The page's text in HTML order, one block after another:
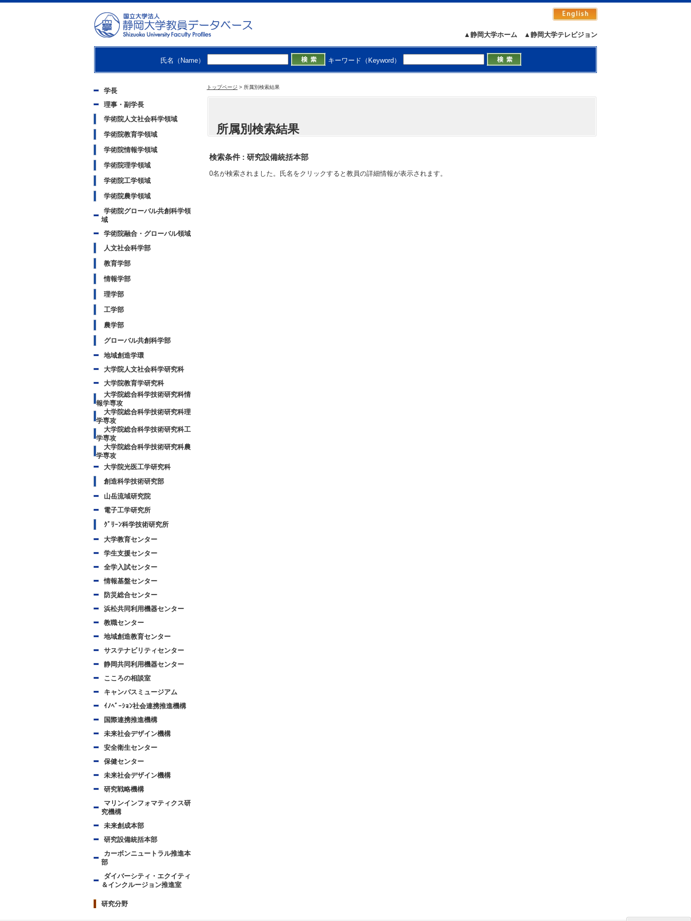
▲静岡大学テレビジョン
▲静岡大学ホーム
氏名（Name） キーワード（Keyword）
学長
理事・副学長
学術院人文社会科学領域
学術院教育学領域
学術院情報学領域
学術院理学領域
学術院工学領域
学術院農学領域
学術院グローバル共創科学領
域
学術院融合・グローバル領域
人文社会科学部
教育学部
情報学部
理学部
工学部
農学部
グローバル共創科学部
地域創造学環
大学院人文社会科学研究科
大学院教育学研究科
大学院総合科学技術研究科情
報学専攻
大学院総合科学技術研究科理
学専攻
大学院総合科学技術研究科工
学専攻
大学院総合科学技術研究科農
学専攻
大学院光医工学研究科
創造科学技術研究部
山岳流域研究院
電子工学研究所
ｸﾞﾘｰﾝ科学技術研究所
大学教育センター
学生支援センター
全学入試センター
情報基盤センター
防災総合センター
浜松共同利用機器センター
教職センター
地域創造教育センター
サステナビリティセンター
静岡共同利用機器センター
こころの相談室
キャンパスミュージアム
ｲﾉﾍﾞｰｼｮﾝ社会連携推進機構
国際連携推進機構
未来社会デザイン機構
安全衛生センター
保健センター
未来社会デザイン機構
研究戦略機構
マリンインフォマティクス研
究機構
未来創成本部
研究設備統括本部
カーボンニュートラル推進本
部
ダイバーシティ・エクイティ
＆インクルージョン推進室
研究分野
トップページ > 所属別検索結果
所属別検索結果
検索条件 : 研究設備統括本部
0名が検索されました。氏名をクリックすると教員の詳細情報が表示されます。